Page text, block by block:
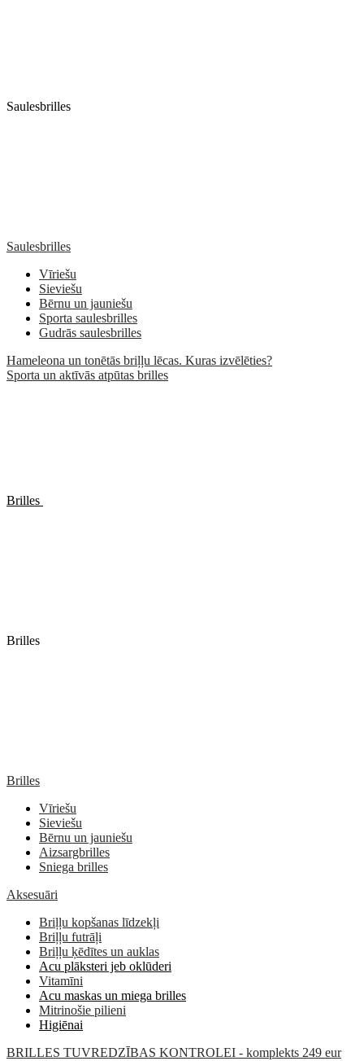
Saulesbrilles
Saulesbrilles
Vīriešu
Sieviešu
Bērnu un jauniešu
Sporta saulesbrilles
Gudrās saulesbrilles
Hameleona un tonētās briļļu lēcas. Kuras izvēlēties?
Sporta un aktīvās atpūtas brilles
Brilles
Brilles
Brilles
Vīriešu
Sieviešu
Bērnu un jauniešu
Aizsargbrilles
Sniega brilles
Aksesuāri
Briļļu kopšanas līdzekļi
Briļļu futrāļi
Briļļu ķēdītes un auklas
Acu plāksteri jeb oklūderi
Vitamīni
Acu maskas un miega brilles
Mitrinošie pilieni
Higiēnai
BRILLES TUVREDZĪBAS KONTROLEI - komplekts 249 eur